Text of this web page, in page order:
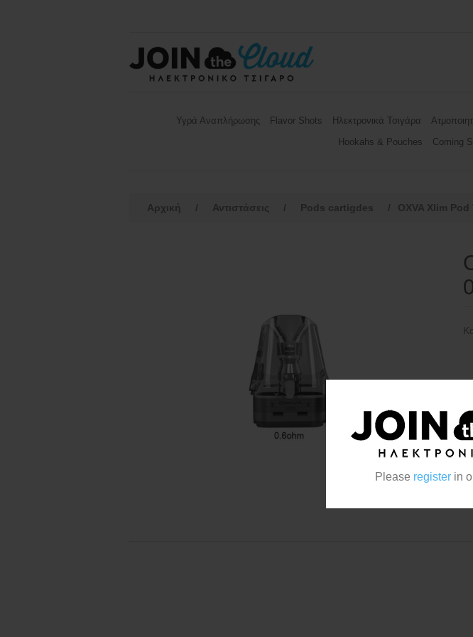
Please registerin
Υγρά Αναπλήρωσης Flavor Shots Ηλεκτρονικά Τσιγάρα
Hookahs & Pouches
Coming
Αρχική / Αντιστάσεις / Pods cartigdes / OXVA Xlim